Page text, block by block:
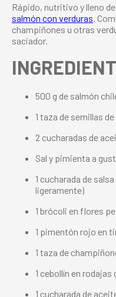
Rápido, nutritivo y lleno
salmón con verduras .
champiñones u otras
saciador.
500 g de salmón
1 taza de semillas
2 cucharadas de
Sal y pimienta a
1 cucharada de
ligeramente)
1 brócoli en flores
1 pimentón rojo en
1 taza de
1 cebollín en rodajas
1 cucharada de